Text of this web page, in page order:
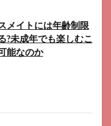
メイトには年齢制限
?未成年でも楽しむこ
能なのか